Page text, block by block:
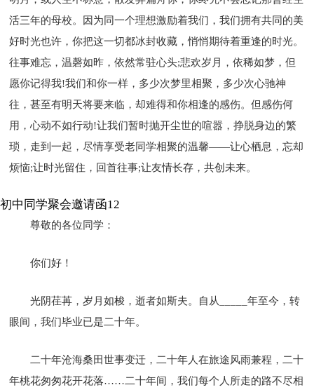
活三年的母校。因为同一个理想激励着我们，我们拥有共同的美
好时光也许，你把这一切都冰封收藏，悄悄期待着重逢的时光。
往事难忘，温磬如昨，依然常驻心头;悲欢岁月，依稀如梦，但
愿你记得我!我们和你一样，多少次梦里相聚，多少次心驰神
往，甚至有明天将要来临，却难得和你相逢的感伤。但感伤何
用，心动不如行动!让我们暂时抛开尘世的喧嚣，挣脱身边的繁
琐，走到一起，尽情享受老同学相聚的温馨――让心栖息，忘却
烦恼;让时光留住，回首往事;让友情长存，共创未来。
初中同学聚会邀请函12
尊敬的各位同学：
你们好！
光阴荏苒，岁月如梭，逝者如斯夫。自从_____年至今，转
眼间，我们毕业已是二十年。
二十年沧海桑田世事变迁，二十年人在旅途风雨兼程，二十
年桃花匆匆花开花落……二十年间，我们每个人所走的路不尽相